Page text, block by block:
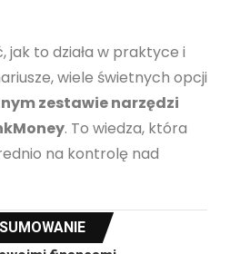
jak to działa w praktyce i
wiele świetnych opcji
zestawie narzędzi
. To wiedza, która
na kontrolę nad